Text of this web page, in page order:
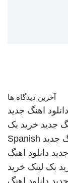
آخرین دیدگاه ها
دانلود اهنگ جدید
جدید خرید بک
جدید Spanish
دانلود اهنگ
بک لینک خرید
دانلود اهنگ